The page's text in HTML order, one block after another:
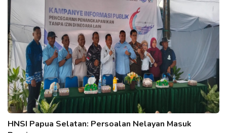
HNSI Papua Selatan: Persoalan Nelayan Masuk